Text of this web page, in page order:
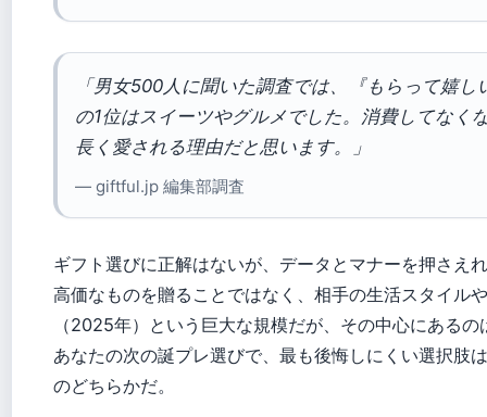
「男女500人に聞いた調査では、『もらって嬉し
の1位はスイーツやグルメでした。消費してなく
長く愛される理由だと思います。」
— giftful.jp 編集部調査
ギフト選びに正解はないが、データとマナーを押さえ
高価なものを贈ることではなく、相手の生活スタイル
（2025年）という巨大な規模だが、その中心にある
あなたの次の誕プレ選びで、最も後悔しにくい選択肢
のどちらかだ。